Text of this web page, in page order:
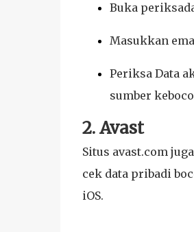
Buka
Masukkan
Periksa Data
sumber
2. Avast
Situs avast.com
cek data pribadi
iOS.